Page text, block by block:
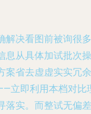
解决看图前被询很多
息从具体加试批次操
案省去虚虚实实冗余
立即利用本档对比
落实。而整试无偏差